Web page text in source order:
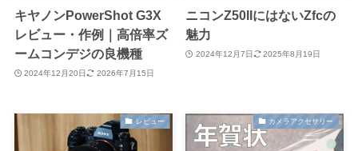
キヤノンPowerShot G3X
レビュー・作例｜高倍率ズ
ームコンデジの良機種
2024年12月20日 2026年7月15日
ニコンZ50IIにはないZfcの
魅力
2024年12月7日 2025年8月19日
レビュー カメラアクセサリー